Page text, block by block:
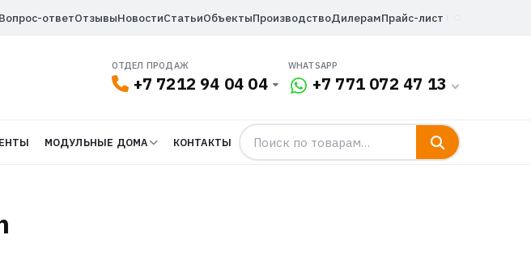
Вопрос-ответОтзывыНовостиСтатьиОбъектыПроизводствоДилерамПрайс-лист
ОТДЕЛ ПРОДАЖ
+7 7212 94 04 04
WHATSAPP
+7 771 072 47 13
МОДУЛЬНЫЕ ДОМА КОНТАКТЫ